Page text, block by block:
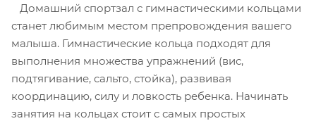
Домашний спортзал с гимнастическими кольцами
станет любимым местом препровождения вашего
малыша. Гимнастические кольца подходят для
выполнения множества упражнений (вис,
подтягивание, сальто, стойка), развивая
координацию, силу и ловкость ребенка. Начинать
занятия на кольцах стоит с самых простых